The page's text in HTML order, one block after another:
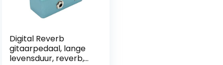
Digital Reverb
gitaarpedaal, lange
levensduur, reverb,